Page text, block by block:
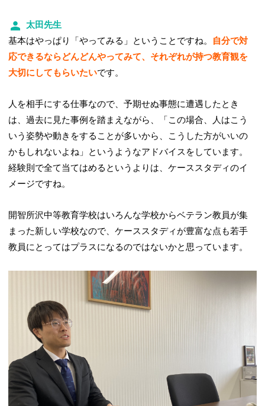
太田先生
基本はやっぱり「やってみる」ということですね。
自分で対
応できるならどんどんやってみて、それぞれが持つ教育観を
大切にしてもらいたいです。
人を相手にする仕事なので、予期せぬ事態に遭遇したとき
は、過去に見た事例を踏まえながら、「この場合、人はこう
いう姿勢や動きをすることが多いから、こうした方がいいの
かもしれないよね」というようなアドバイスをしています。
経験則で全て当てはめるというよりは、ケーススタディのイ
メージですね。
開智所沢中等教育学校はいろんな学校からベテラン教員が集
まった新しい学校なので、ケーススタディが豊富な点も若手
教員にとってはプラスになるのではないかと思っています。